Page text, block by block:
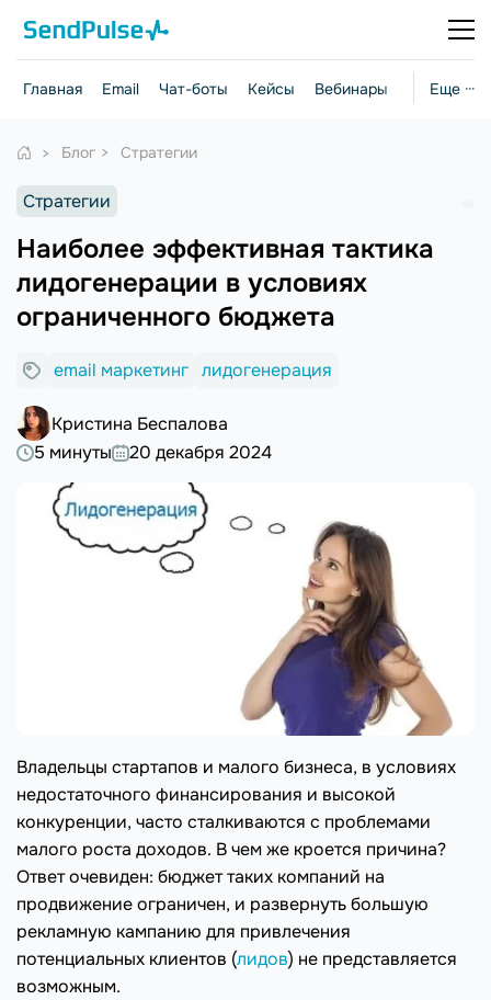
Еще ···
Главная Email Чат-боты Кейсы Вебинары Стратегии
Блог Стратегии
Стратегии
Наиболее эффективная тактика
лидогенерации в условиях
ограниченного бюджета
email маркетинг лидогенерация
Кристина Беспалова
5 минуты
20 декабря 2024
Владельцы стартапов и малого бизнеса, в условиях
недостаточного финансирования и высокой
конкуренции, часто сталкиваются с проблемами
малого роста доходов. В чем же кроется причина?
Ответ очевиден: бюджет таких компаний на
продвижение ограничен, и развернуть большую
рекламную кампанию для привлечения
потенциальных клиентов (лидов) не представляется
возможным.